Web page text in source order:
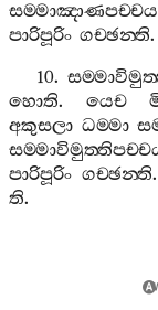
පාරිපූරිං ගච‍්ඡන‍්ති.
10.
හොති. යෙච
අකුසලා ධම‍්මා
පාරිපූරිං ගච‍්ඡන‍්ති.
ති.